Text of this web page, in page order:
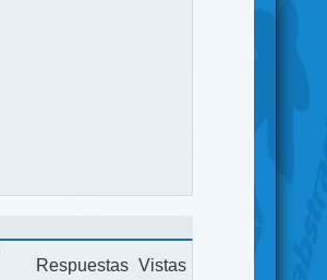
Respuestas Vistas